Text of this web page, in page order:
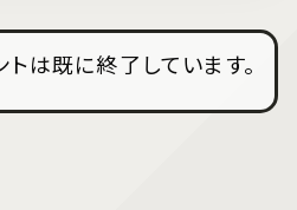
トは既に終了しています。